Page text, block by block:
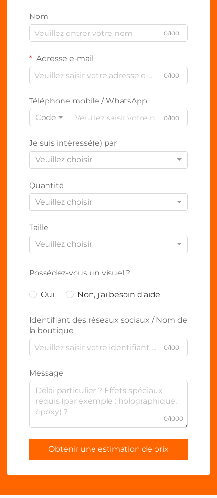
Nom
0/100
Adresse e-mail
0/100
Téléphone mobile / WhatsApp
Code
0/100
Je suis intéressé(e) par
Veuillez choisir
Quantité
Veuillez choisir
Taille
Veuillez choisir
Possédez-vous un visuel ?
Oui Non, j’ai besoin d’aide
Identifiant des réseaux sociaux / Nom de
la boutique
0/100
Message
0/1000
Obtenir une estimation de prix